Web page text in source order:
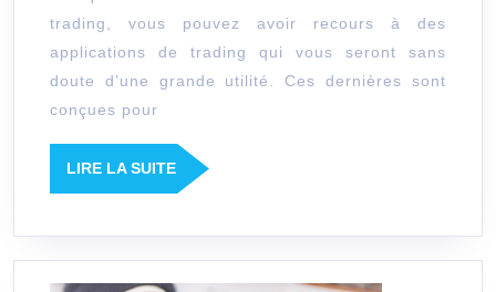
applications
pour
reussir
trading
?
trading, vous pouvez avoir recours à des
applications de trading qui vous seront sans
doute d’une grande utilité. Ces dernières sont
conçues pour
LIRE LA SUITELIRE
LA